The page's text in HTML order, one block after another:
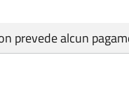
prevede alcun